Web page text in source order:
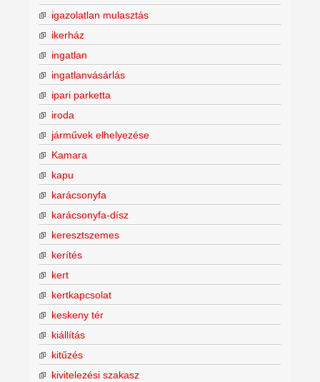
igazolatlan mulasztás
ikerház
ingatlan
ingatlanvásárlás
ipari parketta
iroda
járművek elhelyezése
Kamara
kapu
karácsonyfa
karácsonyfa-dísz
keresztszemes
kerítés
kert
kertkapcsolat
keskeny tér
kiállítás
kitűzés
kivitelezési szakasz